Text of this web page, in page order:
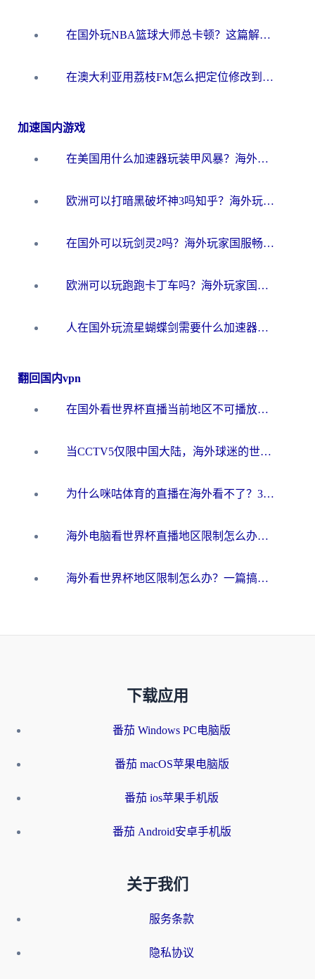
在国外玩NBA篮球大师总卡顿？这篇解决你所有海外看国内内容的烦恼
在澳大利亚用荔枝FM怎么把定位修改到中国国内？海外华人必看的内容访问指南
加速国内游戏
在美国用什么加速器玩装甲风暴？海外玩家亲测有效的国服游戏加速指南
欧洲可以打暗黑破坏神3吗知乎？海外玩家国服游戏加速终极指南
在国外可以玩剑灵2吗？海外玩家国服畅玩终极指南（附永恒之塔明日方舟加速方案）
欧洲可以玩跑跑卡丁车吗？海外玩家国服游戏畅玩终极指南（附QQ炫舞剑网3解决方案）
人在国外玩流星蝴蝶剑需要什么加速器？老玩家亲测的终极解决方案
翻回国内vpn
在国外看世界杯直播当前地区不可播放？海外党必看的回国加速全攻略
当CCTV5仅限中国大陆，海外球迷的世界杯狂欢如何继续？
为什么咪咕体育的直播在海外看不了？3步解决海外看世界杯+抖音地区限制难题
海外电脑看世界杯直播地区限制怎么办？你需要一个聪明的加速器
海外看世界杯地区限制怎么办？一篇搞定咪咕视频播放+国内资源无缝访问指南
下载应用
番茄 Windows PC电脑版
番茄 macOS苹果电脑版
番茄 ios苹果手机版
番茄 Android安卓手机版
关于我们
服务条款
隐私协议